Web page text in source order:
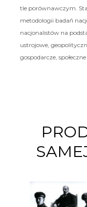
tle porównawczym.
metodologii badań
nacjonalistów na
ustrojowe,
gospodarcze,